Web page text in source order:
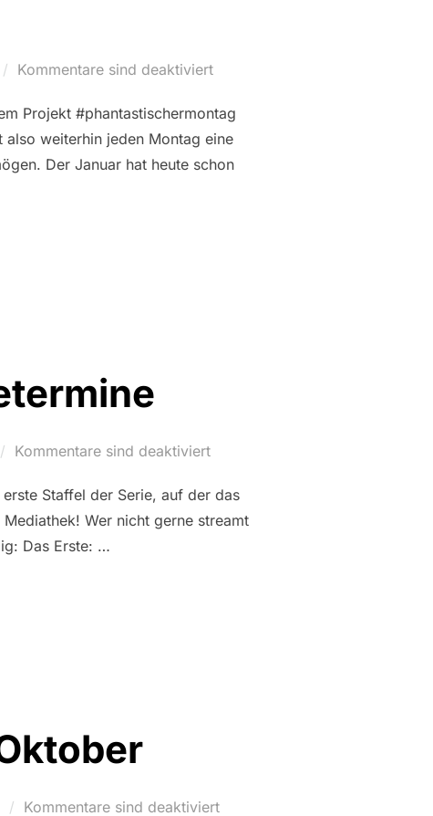
Kommentare sind deaktiviert
Projekt #phantastischermontag
weiterhin jeden Montag eine
Der Januar hat heute schon
IM JANUAR 2021: WHAT’S UP?“
Kommentare sind deaktiviert
Staffel der Serie, auf der das
Wer nicht gerne streamt
Das Erste: …
– SENDETERMINE“
Kommentare sind deaktiviert